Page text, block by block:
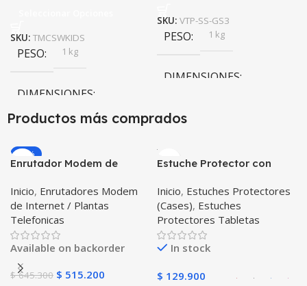
SKU: TMCSWKIDS
PESO 1 kg
DIMENSIONES
COLOR
Negro,Azul , Verde ,Rosa
Azul Oscuro
SKU: VTP-SS-GS3
PESO 1 kg
DIMENSIONES
10 × 10 × 10 cm
Productos más comprados
-20%
Enrutador Modem de
Libre Todo Operador 4G
LTE SIMCARD
Inicio, Enrutadores Modem
de Internet / Plantas
Telefonicas
Available on backorder
$645.300 $ 515.200
Estuche Protector con
Tablet Samsung Galaxy
Tab A8 10.5 2021 – 2022
SM-x200 SM-x205 Anti
golpes con soporte
Inicio, Estuches Protectores
(Cases), Estuches
Protectores Tabletas
In stock
$ 129.900